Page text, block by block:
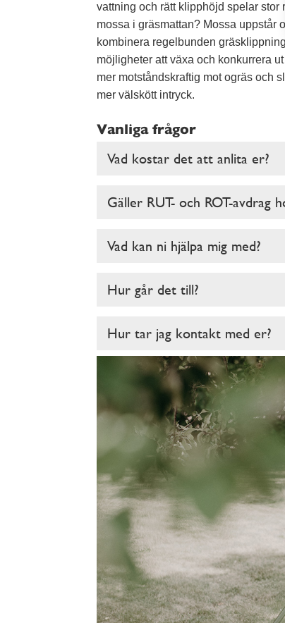
vattning och rätt klipphöjd spelar stor
mossa i gräsmattan? Mossa uppstår
kombinera regelbunden
möjligheter att växa och konkurrera
mer motståndskraftig mot ogräs och
mer välskött intryck.
Vanliga frågor
Vad kostar det att anlita er?
Gäller RUT- och ROT-avdrag
Vad kan ni hjälpa mig med?
Hur går det till?
Hur tar jag kontakt med er?